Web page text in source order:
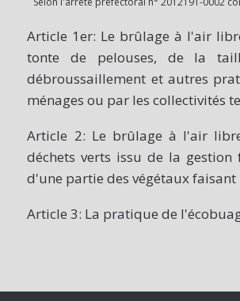
Article 1er: Le brûlage à l'air
tonte de pelouses, de la
débroussaillement et autres
ménages ou par les collectivités
Article 2: Le brûlage à l'air
déchets verts issu de la
d'une partie des végétaux
Article 3: La pratique de